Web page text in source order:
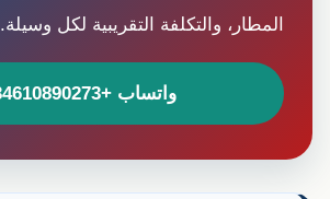
المطار، والتكلفة التقريبية لكل وسيلة.
واتساب +34610890273